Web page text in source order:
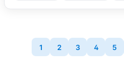
1 2 3 4 5